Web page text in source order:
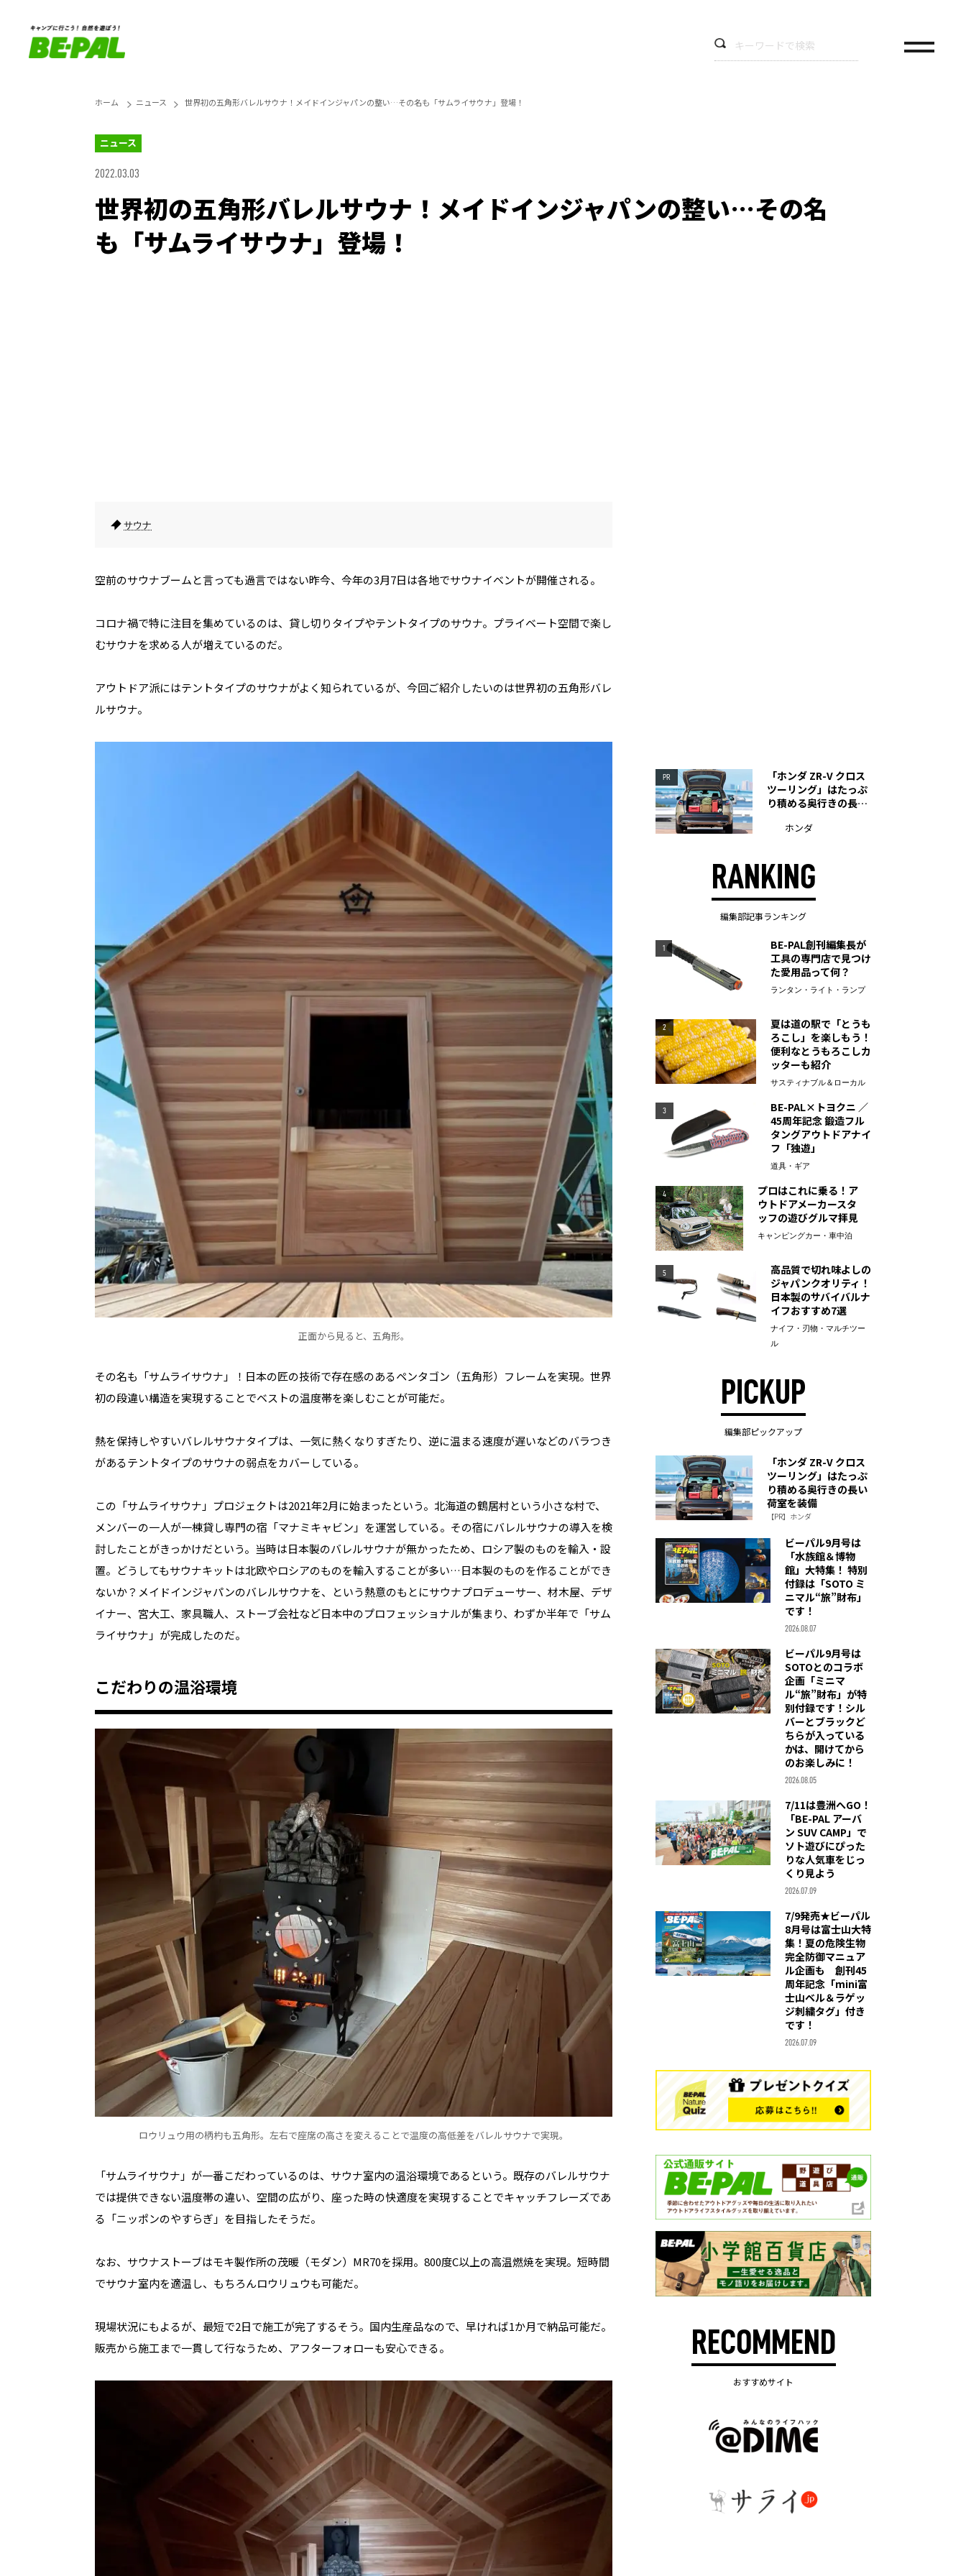
ホーム ニュース 世界初の五角形バレルサウナ！メイドインジャパンの整い…その名も「サムライサウナ」登場！
ニュース
2022.03.03
世界初の五角形バレルサウナ！メイドインジャパンの整い…その名
も「サムライサウナ」登場！
サウナ
空前のサウナブームと言っても過言ではない昨今、今年の3月7日は各地でサウナイベントが開催される。
コロナ禍で特に注目を集めているのは、貸し切りタイプやテントタイプのサウナ。プライベート空間で楽し
むサウナを求める人が増えているのだ。
アウトドア派にはテントタイプのサウナがよく知られているが、今回ご紹介したいのは世界初の五角形バレ
ルサウナ。
正面から見ると、五角形。
その名も「サムライサウナ」！日本の匠の技術で存在感のあるペンタゴン（五角形）フレームを実現。世界
初の段違い構造を実現することでベストの温度帯を楽しむことが可能だ。
熱を保持しやすいバレルサウナタイプは、一気に熱くなりすぎたり、逆に温まる速度が遅いなどのバラつき
があるテントタイプのサウナの弱点をカバーしている。
この「サムライサウナ」プロジェクトは2021年2月に始まったという。北海道の鶴居村という小さな村で、
メンバーの一人が一棟貸し専門の宿「マナミキャビン」を運営している。その宿にバレルサウナの導入を検
討したことがきっかけだという。当時は日本製のバレルサウナが無かったため、ロシア製のものを輸入・設
置。どうしてもサウナキットは北欧やロシアのものを輸入することが多い…日本製のものを作ることができ
ないか？メイドインジャパンのバレルサウナを、という熱意のもとにサウナプロデューサー、材木屋、デザ
イナー、宮大工、家具職人、ストーブ会社など日本中のプロフェッショナルが集まり、わずか半年で「サム
ライサウナ」が完成したのだ。
こだわりの温浴環境
ロウリュウ用の柄杓も五角形。左右で座席の高さを変えることで温度の高低差をバレルサウナで実現。
「サムライサウナ」が一番こだわっているのは、サウナ室内の温浴環境であるという。既存のバレルサウナ
では提供できない温度帯の違い、空間の広がり、座った時の快適度を実現することでキャッチフレーズであ
る「ニッポンのやすらぎ」を目指したそうだ。
なお、サウナストーブはモキ製作所の茂暖（モダン）MR70を採用。800度C以上の高温燃焼を実現。短時間
でサウナ室内を適温し、もちろんロウリュウも可能だ。
現場状況にもよるが、最短で2日で施工が完了するそう。国内生産品なので、早ければ1か月で納品可能だ。
販売から施工まで一貫して行なうため、アフターフォローも安心できる。
PR
「ホンダ ZR-V クロス
ツーリング」はたっぷ
り積める奥行きの長い
ホンダ
RANKING
編集部記事ランキング
1
BE-PAL創刊編集長が
工具の専門店で見つけ
た愛用品って何？
ランタン・ライト・ランプ
2
夏は道の駅で「とうも
ろこし」を楽しもう！
便利なとうもろこしカ
ッターも紹介
サスティナブル＆ローカル
3
BE-PAL×トヨクニ ／
45周年記念 鍛造フル
タングアウトドアナイ
フ「独遊」
道具・ギア
4
プロはこれに乗る！ア
ウトドアメーカースタ
ッフの遊びグルマ拝見
キャンピングカー・車中泊
5
高品質で切れ味よしの
ジャパンクオリティ！
日本製のサバイバルナ
イフおすすめ7選
ナイフ・刃物・マルチツー
ル
PICKUP
編集部ピックアップ
「ホンダ ZR-V クロス
ツーリング」はたっぷ
り積める奥行きの長い
荷室を装備
【PR】ホンダ
ビーパル9月号は
「水族館＆博物
館」大特集！ 特別
付録は「SOTO ミ
ニマル“旅”財布」
です！
2026.08.07
ビーパル9月号は
SOTOとのコラボ
企画「ミニマ
ル“旅”財布」が特
別付録です！シル
バーとブラックど
ちらが入っている
かは、開けてから
のお楽しみに！
2026.08.05
7/11は豊洲へGO！
「BE-PAL アーバ
ン SUV CAMP」で
ソト遊びにぴった
りな人気車をじっ
くり見よう
2026.07.09
7/9発売★ビーパル
8月号は富士山大特
集！夏の危険生物
完全防御マニュア
ル企画も 創刊45
周年記念「mini富
士山ベル＆ラゲッ
ジ刺繍タグ」付き
です！
2026.07.09
RECOMMEND
おすすめサイト